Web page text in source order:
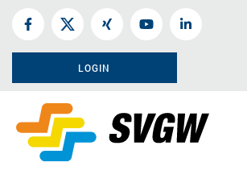
LOGIN